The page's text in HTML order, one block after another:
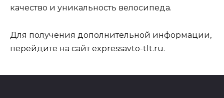
качество и уникальность велосипеда.
Для получения дополнительной информации,
перейдите на сайтexpressavto-tlt.ru.